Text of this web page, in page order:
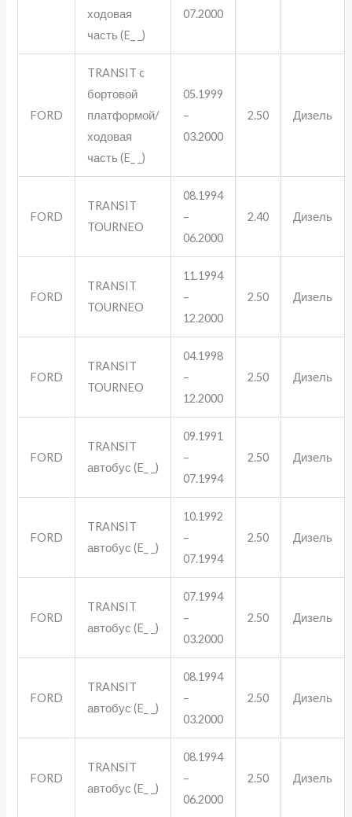
ходовая
часть (E_ _)
07.2000
FORD
TRANSIT c
бортовой
платформой/
ходовая
часть (E_ _)
05.1999
–
03.2000
2.50 Дизель
FORD
TRANSIT
TOURNEO
08.1994
–
06.2000
2.40 Дизель
FORD
TRANSIT
TOURNEO
11.1994
–
12.2000
2.50 Дизель
FORD
TRANSIT
TOURNEO
04.1998
–
12.2000
2.50 Дизель
FORD
TRANSIT
автобус (E_ _)
09.1991
–
07.1994
2.50 Дизель
FORD
TRANSIT
автобус (E_ _)
10.1992
–
07.1994
2.50 Дизель
FORD
TRANSIT
автобус (E_ _)
07.1994
–
03.2000
2.50 Дизель
FORD
TRANSIT
автобус (E_ _)
08.1994
–
03.2000
2.50 Дизель
FORD
TRANSIT
автобус (E_ _)
08.1994
–
06.2000
2.50 Дизель